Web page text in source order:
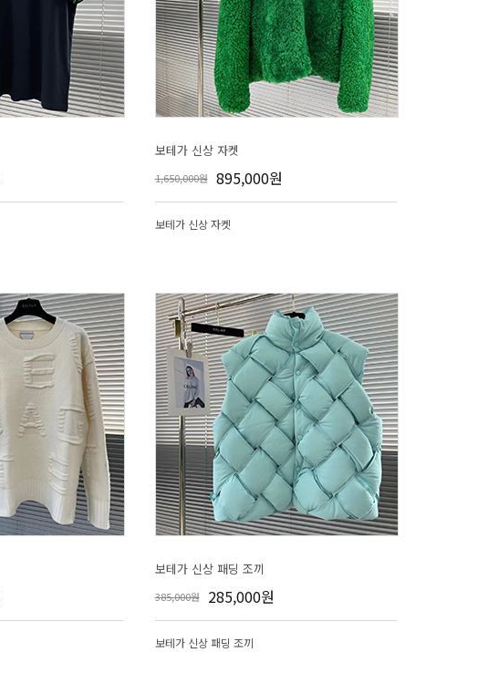
보테가 신상 자켓
1,650,000원 895,000원
보테가 신상 자켓
보테가 신상 패딩 조끼
385,000원 285,000원
보테가 신상 패딩 조끼